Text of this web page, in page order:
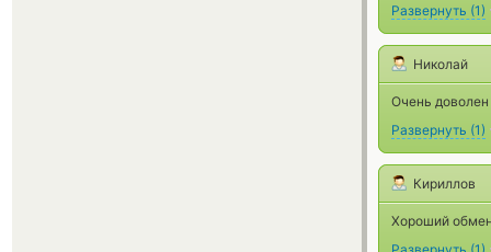
Развернуть (1)
Николай
Очень
Развернуть (1)
Кириллов
Хороший